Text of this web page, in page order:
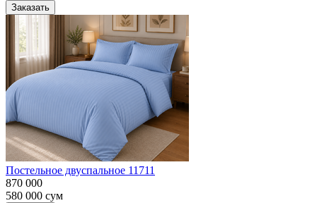
Заказать
Постельное двуспальное 11711
870 000
580 000 сум